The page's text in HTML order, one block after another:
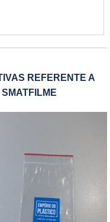
artigos para
disso, é
visto no
maioria
é feita em
tipos de
saco pode
de roupas;
Lojas de
é um
pelo
na
REFERENTE A